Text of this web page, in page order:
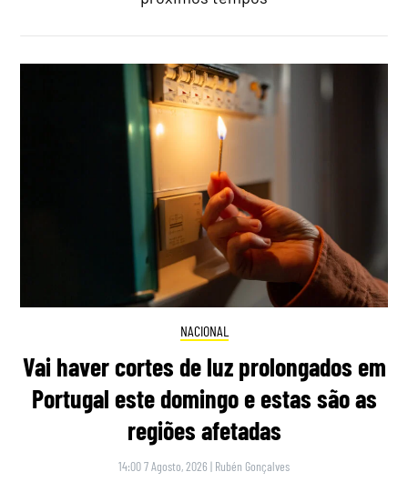
NACIONAL
Vai haver cortes de luz prolongados em
Portugal este domingo e estas são as
regiões afetadas
14:00 7 Agosto, 2026 | Rubén Gonçalves